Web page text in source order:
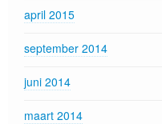
april 2015
september 2014
juni 2014
maart 2014